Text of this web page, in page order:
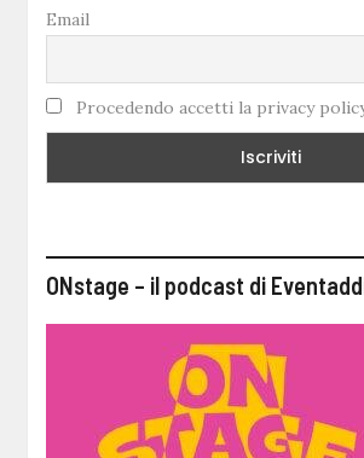
Email
Procedendo accetti la privacy
ONstage – il podcast di